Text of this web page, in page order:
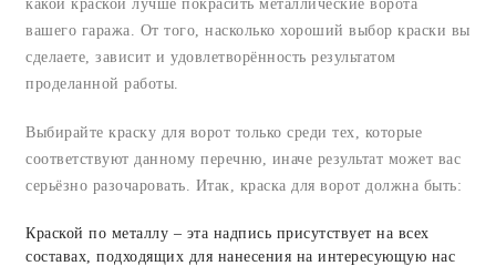
какой краской лучше покрасить металлические ворота
вашего гаража. От того, насколько хороший выбор краски вы
сделаете, зависит и удовлетворённость результатом
проделанной работы.
Выбирайте краску для ворот только среди тех, которые
соответствуют данному перечню, иначе результат может вас
серьёзно разочаровать. Итак, краска для ворот должна быть:
Краской по металлу – эта надпись присутствует на всех
составах, подходящих для нанесения на интересующую нас